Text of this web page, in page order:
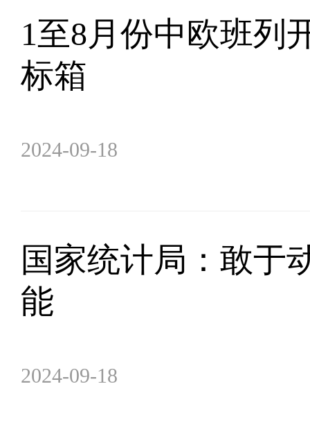
1至8月份中欧班列
标箱
2024-09-18
国家统计局：敢于
能
2024-09-18